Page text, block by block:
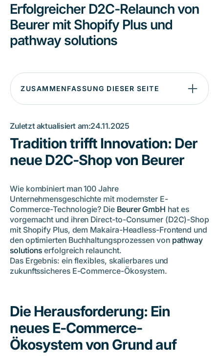
Erfolgreicher D2C-Relaunch von
Beurer mit Shopify Plus und
pathway solutions
ZUSAMMENFASSUNG DIESER SEITE
Die Herausforderung: Ein neues E-Commerce-Ökosystem
Effiziente Buchhaltung: Die Rolle von pathway solutions
Die Ergebnisse: Mehr Effizienz, weniger Kosten
Zukunftssicher dank durchdachter E-Commerce-Strategie
Zuletzt aktualisiert am:24.11.2025
Tradition trifft Innovation: Der
neue D2C-Shop von Beurer
Wie kombiniert man 100 Jahre
Unternehmensgeschichte mit modernster E-
Commerce-Technologie? Die Beurer GmbH hat es
vorgemacht und ihren Direct-to-Consumer (D2C)-Shop
mit Shopify Plus, dem Makaira-Headless-Frontend und
den optimierten Buchhaltungsprozessen von pathway
solutions erfolgreich relauncht.
Das Ergebnis: ein flexibles, skalierbares und
zukunftssicheres E-Commerce-Ökosystem.
Die Herausforderung: Ein
neues E-Commerce-
Ökosystem von Grund auf